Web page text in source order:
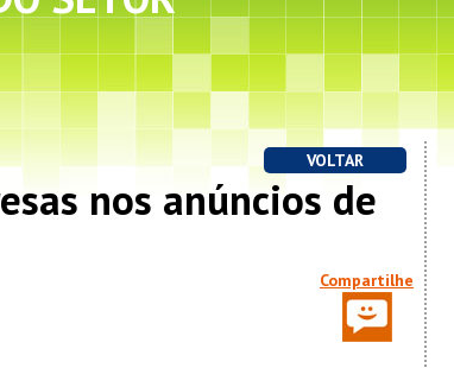
nos anúncios de
Compartilhe
VOLTAR